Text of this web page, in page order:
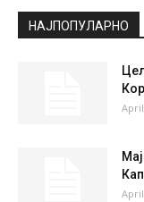
НАЈПОПУЛАРНО
April
April